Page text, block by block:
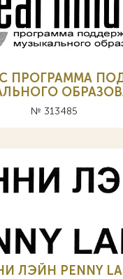
ПРОГРАММА
№ 313485
ЛЭЙН PENNY